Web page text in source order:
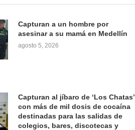
Capturan a un hombre por
asesinar a su mamá en Medellín
agosto 5, 2026
Capturan al jíbaro de ‘Los Chatas’
con más de mil dosis de cocaína
destinadas para las salidas de
colegios, bares, discotecas y